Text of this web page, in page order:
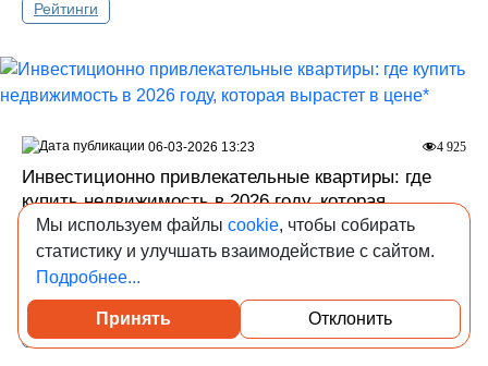
Рейтинги
Инвестиционно привлекательные квартиры: где
купить недвижимость в 2026 году, которая
вырастет в цене*
Рассказываем о проектах с высоким потенциалом
удорожания.
4 925
06-03-2026 13:23
Мы используем файлы cookie, чтобы собирать
статистику и улучшать взаимодействие с сайтом.
Подробнее...
Принять Отклонить